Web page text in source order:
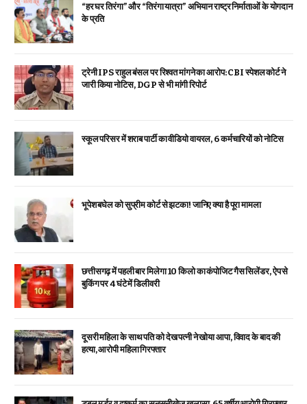
“हर घर तिरंगा” और “तिरंगा यात्रा” अभियान राष्ट्र निर्माताओं के योगदान
के प्रति
ट्रेनी IPS राहुल बंसल पर रिश्वत मांगने का आरोप: CBI स्पेशल कोर्ट ने
जारी किया नोटिस, DGP से भी मांगी रिपोर्ट
स्कूल परिसर में शराब पार्टी का वीडियो वायरल, 6 कर्मचारियों को नोटिस
भूपेश बघेल को सुप्रीम कोर्ट से झटका! जानिए क्या है पूरा मामला
छत्तीसगढ़ में पहली बार मिलेगा 10 किलो का कंपोजिट गैस सिलेंडर, ऐप से
बुकिंग पर 4 घंटे में डिलीवरी
दूसरी महिला के साथ पति को देख पत्नी ने खोया आपा, विवाद के बाद की
हत्या, आरोपी महिला गिरफ्तार